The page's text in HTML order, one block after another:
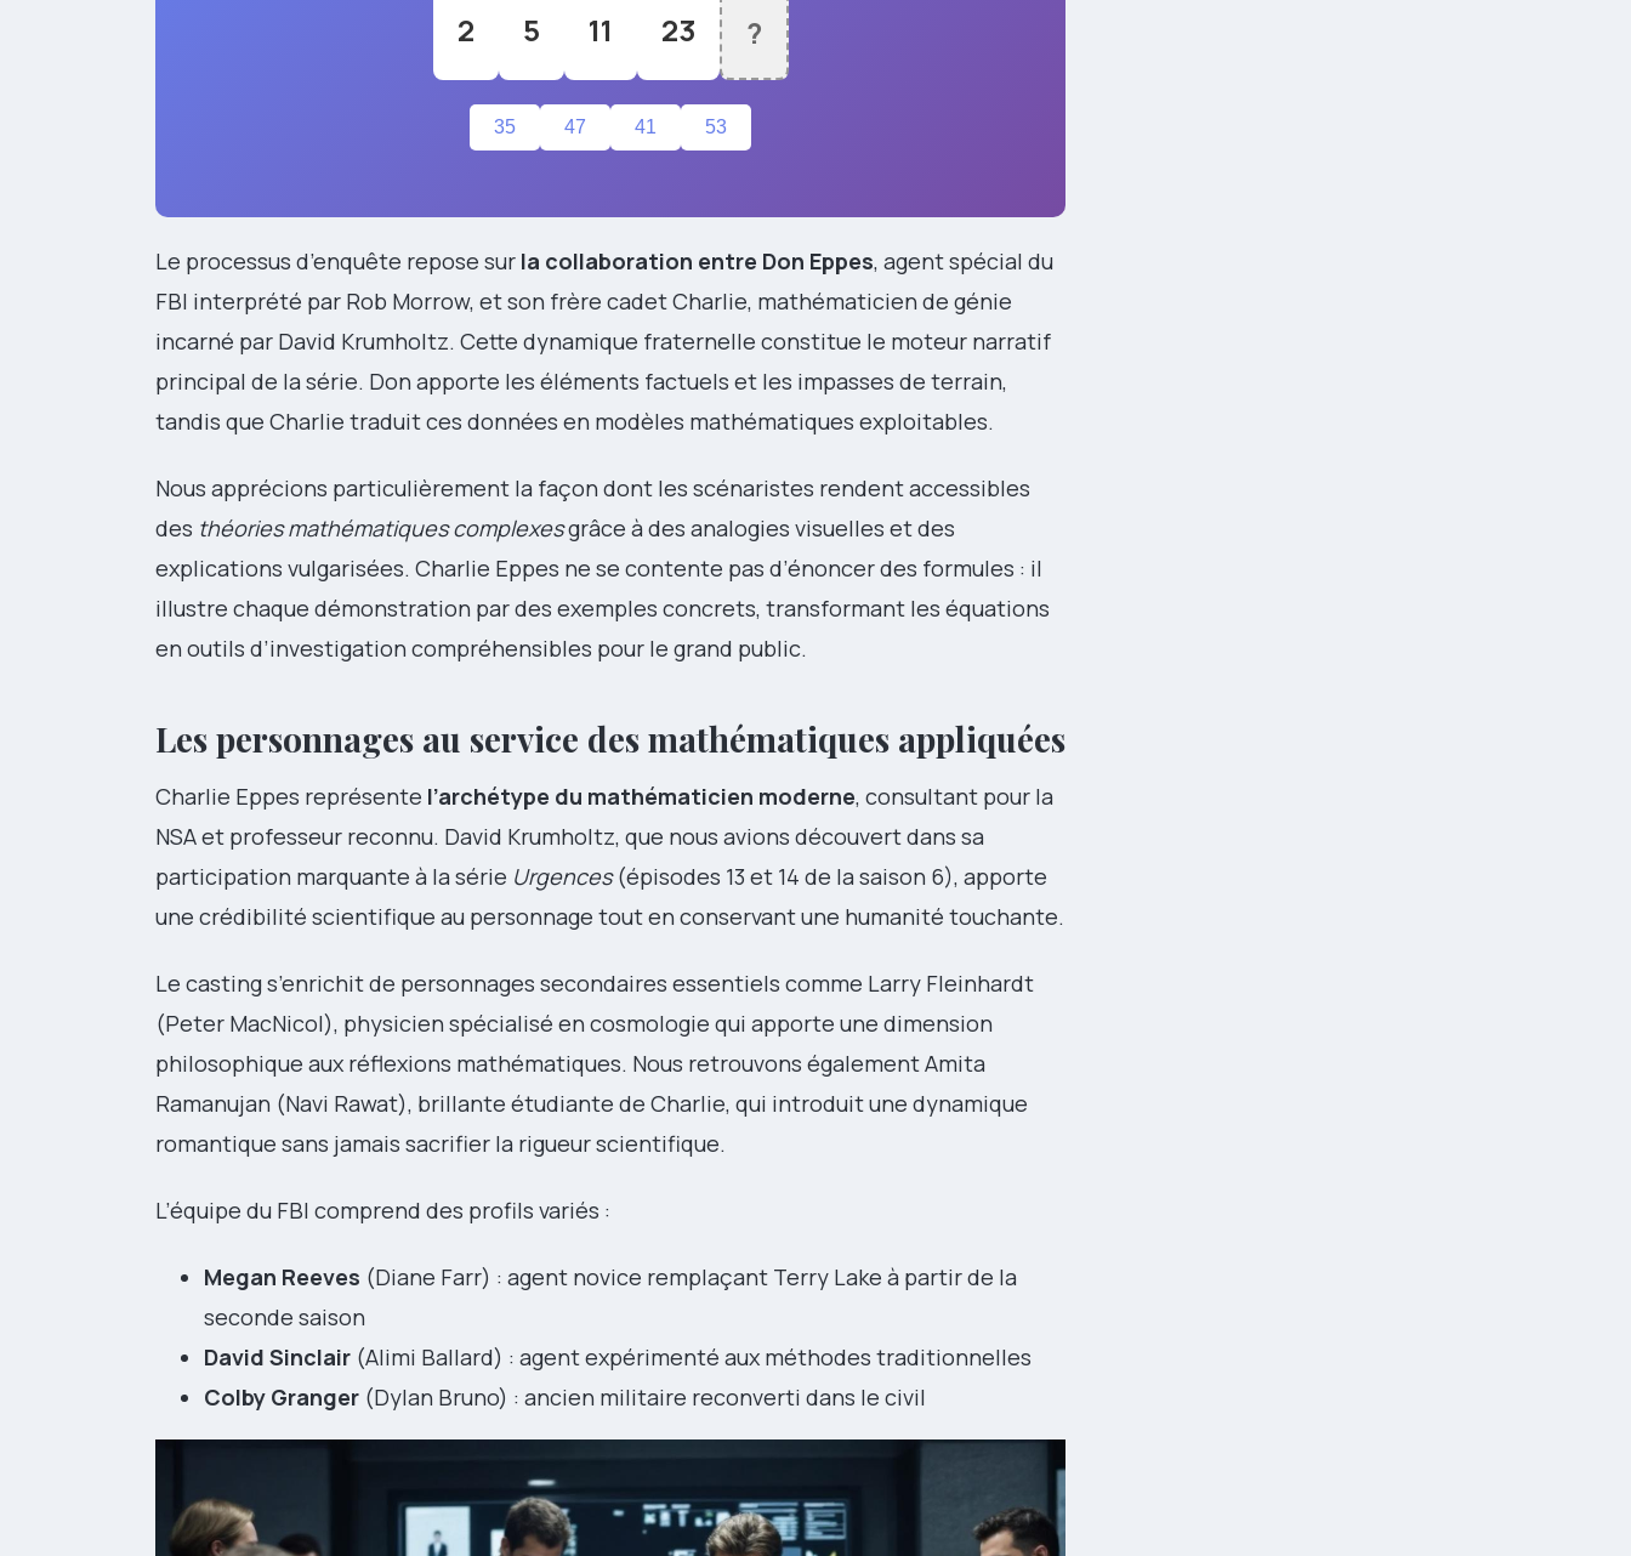
2 5 11 23 ?
35 47 41 53
Le processus d’enquête repose sur la collaboration entre Don Eppes, agent spécial du
FBI interprété par Rob Morrow, et son frère cadet Charlie, mathématicien de génie
incarné par David Krumholtz. Cette dynamique fraternelle constitue le moteur narratif
principal de la série. Don apporte les éléments factuels et les impasses de terrain,
tandis que Charlie traduit ces données en modèles mathématiques exploitables.
Nous apprécions particulièrement la façon dont les scénaristes rendent accessibles
des théories mathématiques complexesgrâce à des analogies visuelles et des
explications vulgarisées. Charlie Eppes ne se contente pas d’énoncer des formules : il
illustre chaque démonstration par des exemples concrets, transformant les équations
en outils d’investigation compréhensibles pour le grand public.
Les personnages au service des mathématiques appliquées
Charlie Eppes représente l’archétype du mathématicien moderne, consultant pour la
NSA et professeur reconnu. David Krumholtz, que nous avions découvert dans sa
participation marquante à la série Urgences(épisodes 13 et 14 de la saison 6), apporte
une crédibilité scientifique au personnage tout en conservant une humanité touchante.
Le casting s’enrichit de personnages secondaires essentiels comme Larry Fleinhardt
(Peter MacNicol), physicien spécialisé en cosmologie qui apporte une dimension
philosophique aux réflexions mathématiques. Nous retrouvons également Amita
Ramanujan (Navi Rawat), brillante étudiante de Charlie, qui introduit une dynamique
romantique sans jamais sacrifier la rigueur scientifique.
L’équipe du FBI comprend des profils variés :
Megan Reeves (Diane Farr) : agent novice remplaçant Terry Lake à partir de la
seconde saison
David Sinclair (Alimi Ballard) : agent expérimenté aux méthodes traditionnelles
Colby Granger (Dylan Bruno) : ancien militaire reconverti dans le civil